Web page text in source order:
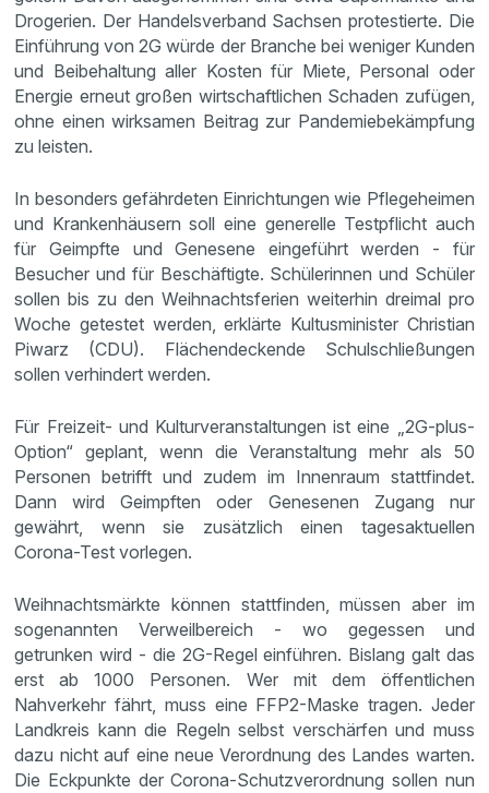
Drogerien. Der Handelsverband Sachsen protestierte. Die
Einführung von 2G würde der Branche bei weniger Kunden
und Beibehaltung aller Kosten für Miete, Personal oder
Energie erneut großen wirtschaftlichen Schaden zufügen,
ohne einen wirksamen Beitrag zur Pandemiebekämpfung
zu leisten.
In besonders gefährdeten Einrichtungen wie Pflegeheimen
und Krankenhäusern soll eine generelle Testpflicht auch
für Geimpfte und Genesene eingeführt werden - für
Besucher und für Beschäftigte. Schülerinnen und Schüler
sollen bis zu den Weihnachtsferien weiterhin dreimal pro
Woche getestet werden, erklärte Kultusminister Christian
Piwarz (CDU). Flächendeckende Schulschließungen
sollen verhindert werden.
Für Freizeit- und Kulturveranstaltungen ist eine „2G-plus-
Option“ geplant, wenn die Veranstaltung mehr als 50
Personen betrifft und zudem im Innenraum stattfindet.
Dann wird Geimpften oder Genesenen Zugang nur
gewährt, wenn sie zusätzlich einen tagesaktuellen
Corona-Test vorlegen.
Weihnachtsmärkte können stattfinden, müssen aber im
sogenannten Verweilbereich - wo gegessen und
getrunken wird - die 2G-Regel einführen. Bislang galt das
erst ab 1000 Personen. Wer mit dem öffentlichen
Nahverkehr fährt, muss eine FFP2-Maske tragen. Jeder
Landkreis kann die Regeln selbst verschärfen und muss
dazu nicht auf eine neue Verordnung des Landes warten.
Die Eckpunkte der Corona-Schutzverordnung sollen nun